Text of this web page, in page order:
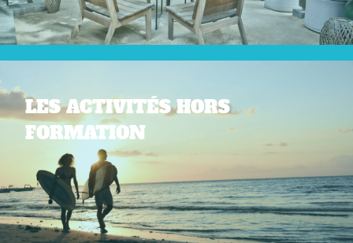
LES ACTIVITÉS HORS
FORMATION